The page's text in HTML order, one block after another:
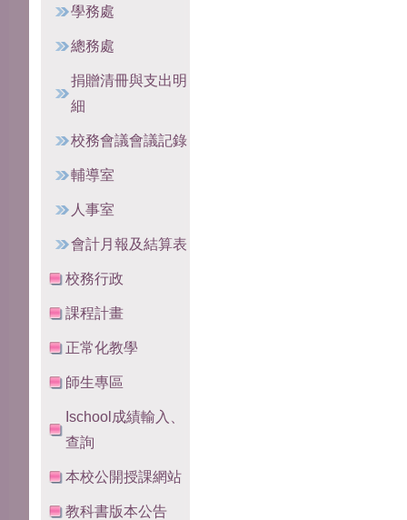
學務處
總務處
捐贈清冊與支出明
細
校務會議會議記錄
輔導室
人事室
會計月報及結算表
校務行政
課程計畫
正常化教學
師生專區
Ischool成績輸入、
查詢
本校公開授課網站
教科書版本公告